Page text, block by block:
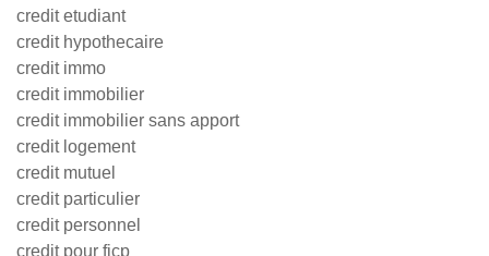
credit etudiant
credit hypothecaire
credit immo
credit immobilier
credit immobilier sans apport
credit logement
credit mutuel
credit particulier
credit personnel
credit pour ficp